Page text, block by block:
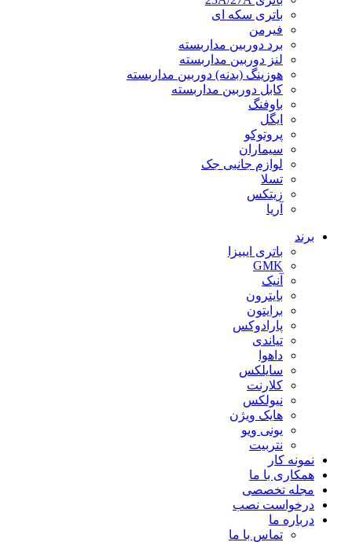
باتری سکه ای
فیرمن
برد دوربین مداربسته
لنز دوربین مداربسته
هوزینگ (بدنه) دوربین مداربسته
کابل دوربین مداربسته
باوفنگ
ایگل
پروتوکو
سیماران
لوازم جانبی جک
تسلا
زیتکس
آریا
برند
باتری ایبیزا
GMK
آنیک
بایترون
برایتون
پارادوکس
تیاندی
داهوا
سایلکس
کلارنت
نیولکس
هایک ویژن
یونی ویو
نتربیت
نمونه کار
همکاری با ما
مجله تخصصی
درخواست نصب
درباره ما
تماس با ما